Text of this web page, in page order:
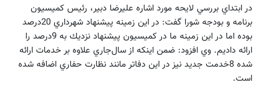
در ابتداي بررسي لايحه مورد اشاره عليرضا دبير، رئيس كميسيون
برنامه و بودجه شورا گفت: در اين زمينه پيشنهاد شهرداري 20درصد
بوده اما در اين زمينه ما در كميسيون پيشنهاد نزديك به 9درصد را
ارائه داديم. وي افزود: ضمن اينكه از سال‌جاري علاوه بر خدمات ارائه
شده 8خدمت جديد نيز در اين دفاتر مانند نظارت حفاري اضافه شده
است.